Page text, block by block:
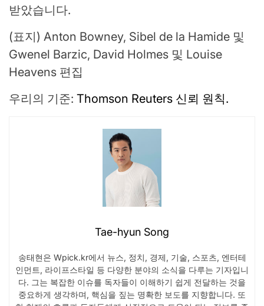
받았습니다.
(표지) Anton Bowney, Sibel de la Hamide 및
Gwenel Barzic, David Holmes 및 Louise
Heavens 편집
우리의 기준: Thomson Reuters 신뢰 원칙.
Tae-hyun Song
송태현은 Wpick.kr에서 뉴스, 정치, 경제, 기술, 스포츠, 엔터테
인먼트, 라이프스타일 등 다양한 분야의 소식을 다루는 기자입니
다. 그는 복잡한 이슈를 독자들이 이해하기 쉽게 전달하는 것을
중요하게 생각하며, 핵심을 짚는 명확한 보도를 지향합니다. 또